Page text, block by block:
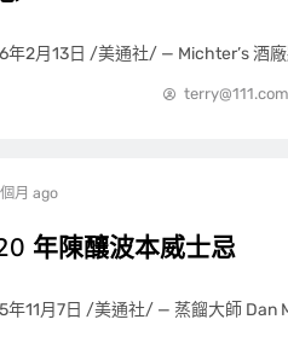
年2月13日 /美通社/ — Michter’s 酒
月 ago
年陳釀波本威士忌
11月7日 /美通社/ — 蒸餾大師 Dan